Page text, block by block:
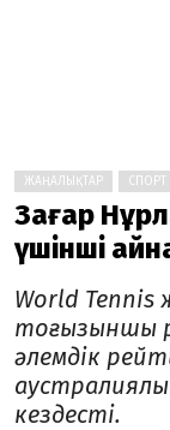
ЖАҢАЛЫҚТАР СПОРТ
Заңғар
үшінші
World Tennis
тоғызыншы
әлемдік
кездесті.